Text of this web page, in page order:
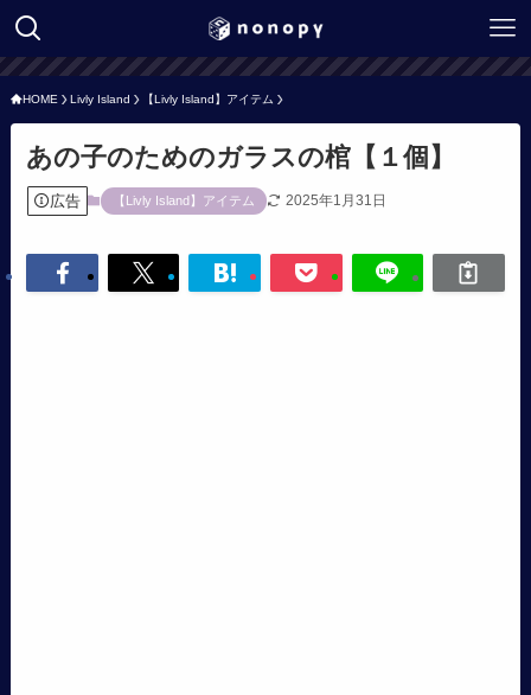
HOME Livly Island 【Livly Island】アイテム
あの子のためのガラスの棺【１個】
広告 【Livly Island】アイテム 2025年1月31日